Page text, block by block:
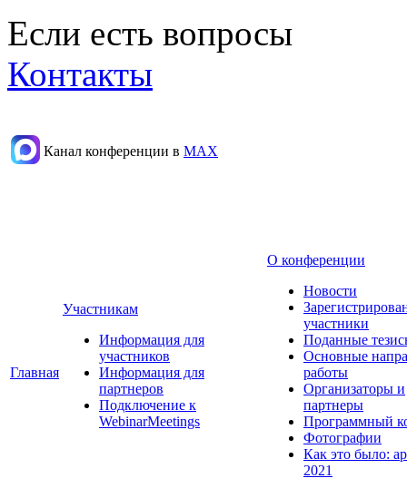
Если есть вопросы
Контакты
Канал конференции в МАХ
Главная
Участникам
Информация для
участников
Информация для
партнеров
Подключение к
WebinarMeetings
О конференции
Новости
участники
Поданные
Основные
работы
Организаторы и
партнеры
Программный
Фотографии
Как это было:
2021